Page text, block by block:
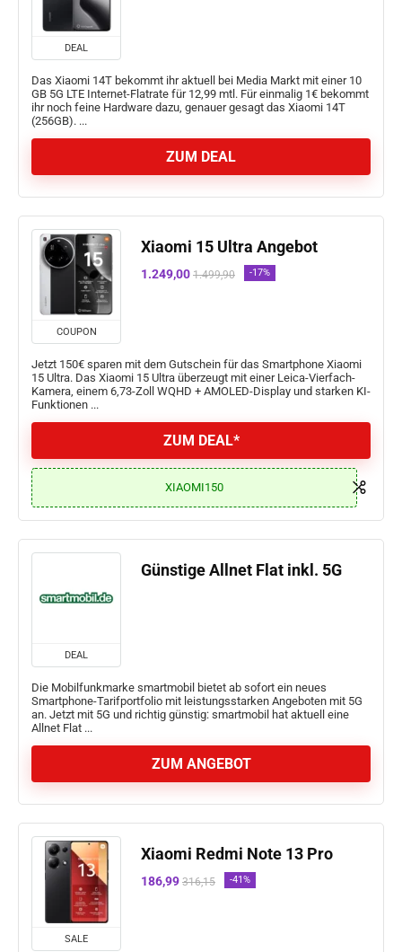
DEAL
Das Xiaomi 14T bekommt ihr aktuell bei Media Markt mit einer 10
GB 5G LTE Internet-Flatrate für 12,99 mtl. Für einmalig 1€ bekommt
ihr noch feine Hardware dazu, genauer gesagt das Xiaomi 14T
(256GB). ...
ZUM DEAL
COUPON
Xiaomi 15 Ultra Angebot
1.249,00 1.499,90 -17%
Jetzt 150€ sparen mit dem Gutschein für das Smartphone Xiaomi
15 Ultra. Das Xiaomi 15 Ultra überzeugt mit einer Leica-Vierfach-
Kamera, einem 6,73-Zoll WQHD + AMOLED-Display und starken KI-
Funktionen ...
ZUM DEAL*
XIAOMI150
DEAL
Günstige Allnet Flat inkl. 5G
Die Mobilfunkmarke smartmobil bietet ab sofort ein neues
Smartphone-Tarifportfolio mit leistungsstarken Angeboten mit 5G
an. Jetzt mit 5G und richtig günstig: smartmobil hat aktuell eine
Allnet Flat ...
ZUM ANGEBOT
SALE
Xiaomi Redmi Note 13 Pro
186,99 316,15 -41%